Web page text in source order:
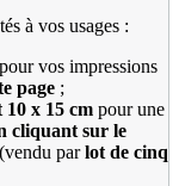
à vos usages :
pour vos impressions
page ;
10 x 15 cm pour une
cliquant sur le
(vendu parlot de cinq